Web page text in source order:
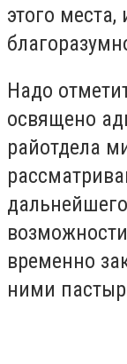
этого
Надо
освящено
райотдела
временно
ними